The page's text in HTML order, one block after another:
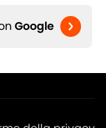
Google